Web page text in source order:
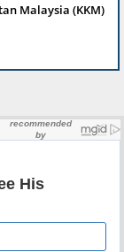
Malaysia (KKM)